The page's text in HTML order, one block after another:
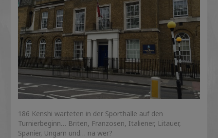
186 Kenshi warteten in der Sporthalle auf den
Turnierbeginn… Briten, Franzosen, Italiener, Litauer,
Spanier, Ungarn und… na wer?